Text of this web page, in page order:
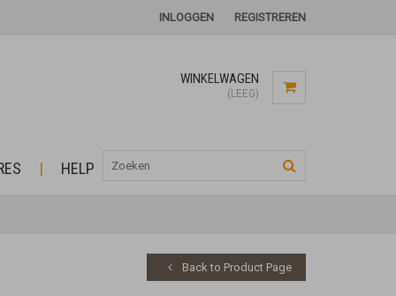
INLOGGEN REGISTREREN
WINKELWAGEN
(LEEG)
HELP
Back to Product Page